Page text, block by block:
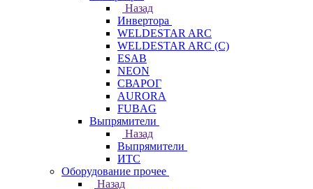
Назад
Инвертора
WELDESTAR ARC
WELDESTAR ARC (С)
ESAB
NEON
СВАРОГ
AURORA
FUBAG
Выпрямители
Назад
Выпрямители
ИТС
Оборудование прочее
Назад